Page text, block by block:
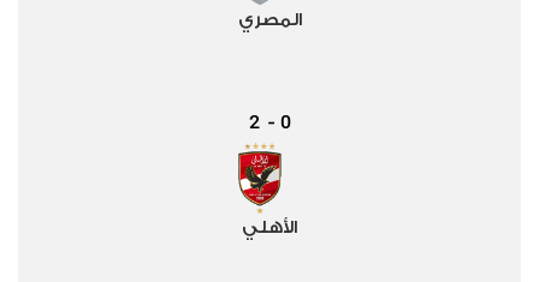
المصري
0
-
2
الأهلي